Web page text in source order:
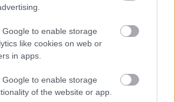
Google to enable storage
like cookies on web or
in apps.
Google to enable storage
of the website or app.
KÖVETKEZŐ POSZT
naponta bántott… Egy nap
vitt, és azt hazudta,
meglátta a…